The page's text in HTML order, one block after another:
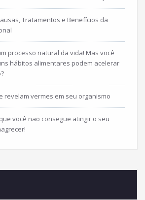
Tratamentos e Benefícios da
processo natural da vida! Mas você
hábitos alimentares podem acelerar
revelam vermes em seu organismo
você não consegue atingir o seu